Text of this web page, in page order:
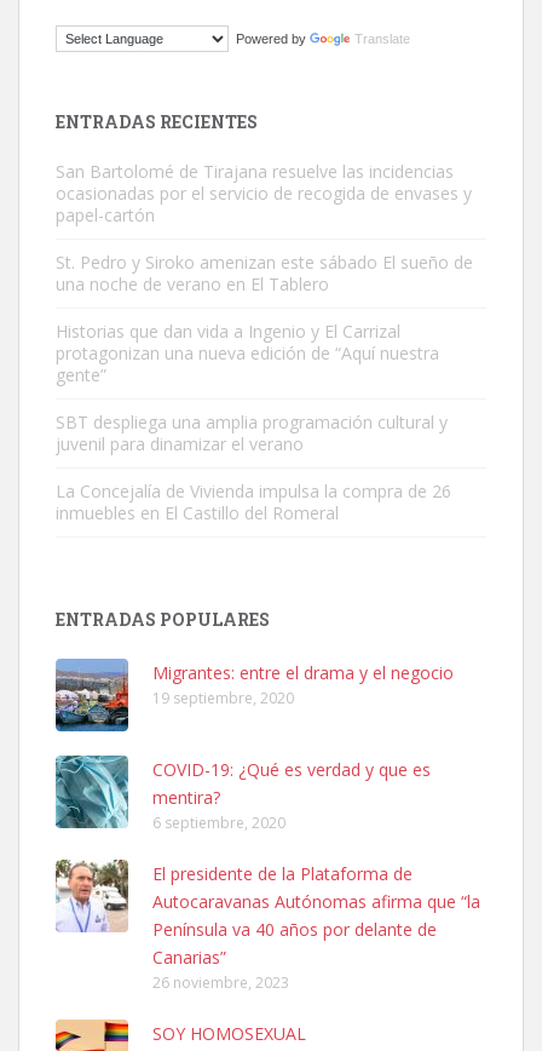
El ayuntamiento se va a llevar a Los Gatos callejeros de la zona los
Este gato macho ha aparecido en la calle hace menos de un mes,
es muy manso y extremadamente cari...
Leales.org » Gran Canaria
Leales.org » Gran Canaria
SHIBA PERDIDO AVDA JOSE MESA Y LOPEZ
PERRO MACHO RAZA SHIBA CON MICROCHIP PERDIDO HOY
06/07/2025 ZONA MESA Y LOPEZ. ES MUY ASUSTADIZO
Leales.org » Gran Canaria
6.7.2025
Powered by Translate
ENTRADAS RECIENTES
San Bartolomé de Tirajana resuelve las incidencias
ocasionadas por el servicio de recogida de envases y
papel-cartón
St. Pedro y Siroko amenizan este sábado El sueño de
una noche de verano en El Tablero
Historias que dan vida a Ingenio y El Carrizal
protagonizan una nueva edición de “Aquí nuestra
gente”
SBT despliega una amplia programación cultural y
juvenil para dinamizar el verano
La Concejalía de Vivienda impulsa la compra de 26
inmuebles en El Castillo del Romeral
ENTRADAS POPULARES
Migrantes: entre el drama y el negocio
19 septiembre, 2020
COVID-19: ¿Qué es verdad y que es
mentira?
6 septiembre, 2020
El presidente de la Plataforma de
Autocaravanas Autónomas afirma que “la
Península va 40 años por delante de
Canarias”
26 noviembre, 2023
SOY HOMOSEXUAL